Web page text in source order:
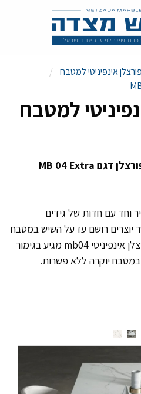
אינפיניטי למטבח
למטבח
משטח שיש למטבח גרניט פורצלן דגם MB 04 Extra
וחד עם חדות של גידים
יוצרים רושם עז על השיש במטבח
ולא מותירים מקום לדמיון. פורצלן אינפיניטי mb04 מגיע בגימור
יוקרה ללא פשרות.